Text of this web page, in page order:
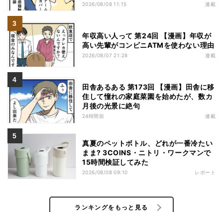
2026/08/08 11:15 連載
年収高い人って 第24回 【漫画】年収が
高い先輩がコンビニATMを使わない理由
2026/08/07 21:28 連載
田舎あるある 第173回 【漫画】田舎に移
住して憧れの家庭菜園を始めたが、数カ
月後の光景に絶句
24時間前 連載
真夏のペットボトル、どれが一番冷たい
まま? 3COINS・ニトリ・ワークマンで
15時間検証してみた
2026/08/08 09:10 レポート
ランキングをもっと見る